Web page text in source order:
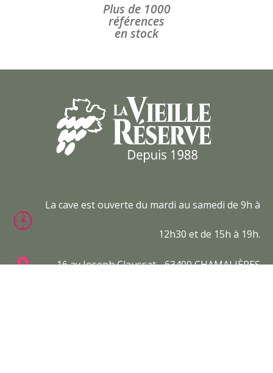
Plus de 1000
références
en stock
La cave est ouverte du mardi au samedi de 9h à
12h30 et de 15h à 19h.
16 av Joseph Claussat - 63400 CHAMALIÈRES